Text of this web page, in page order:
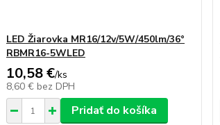
LED Žiarovka MR16/12v/5W/450lm/36°
RBMR16-5WLED
10,58 €/ks
8,60 € bez DPH
Pridať do košíka